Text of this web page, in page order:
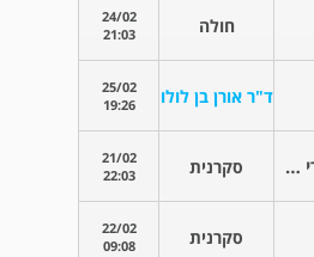
חולה
24/02
21:03
ד"ר אורן בן לולו
25/02
19:26
מגבלות אחרי החלפת מפרק הירך. סקרנית
21/02
22:03
סקרנית
22/02
09:08